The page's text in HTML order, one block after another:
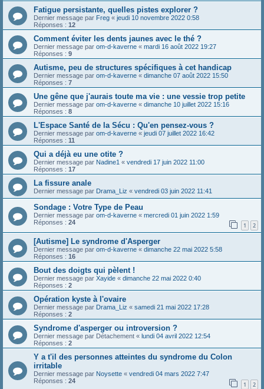
Fatigue persistante, quelles pistes explorer ?
Dernier message par Freg « jeudi 10 novembre 2022 0:58
Réponses : 12
Comment éviter les dents jaunes avec le thé ?
Dernier message par om-d-kaverne « mardi 16 août 2022 19:27
Réponses : 9
Autisme, peu de structures spécifiques à cet handicap
Dernier message par om-d-kaverne « dimanche 07 août 2022 15:50
Réponses : 7
Une gêne que j'aurais toute ma vie : une vessie trop petite
Dernier message par om-d-kaverne « dimanche 10 juillet 2022 15:16
Réponses : 8
L'Espace Santé de la Sécu : Qu'en pensez-vous ?
Dernier message par om-d-kaverne « jeudi 07 juillet 2022 16:42
Réponses : 11
Qui a déjà eu une otite ?
Dernier message par Nadine1 « vendredi 17 juin 2022 11:00
Réponses : 17
La fissure anale
Dernier message par Drama_Liz « vendredi 03 juin 2022 11:41
Sondage : Votre Type de Peau
Dernier message par om-d-kaverne « mercredi 01 juin 2022 1:59
Réponses : 24 1 2
[Autisme] Le syndrome d'Asperger
Dernier message par om-d-kaverne « dimanche 22 mai 2022 5:58
Réponses : 16
Bout des doigts qui pèlent !
Dernier message par Xayide « dimanche 22 mai 2022 0:40
Réponses : 2
Opération kyste à l'ovaire
Dernier message par Drama_Liz « samedi 21 mai 2022 17:28
Réponses : 2
Syndrome d'asperger ou introversion ?
Dernier message par Détachement « lundi 04 avril 2022 12:54
Réponses : 2
Y a t'il des personnes atteintes du syndrome du Colon
irritable
Dernier message par Noysette « vendredi 04 mars 2022 7:47
Réponses : 24 1 2